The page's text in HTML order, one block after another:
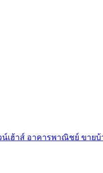
เฮ้าส์ อาคารพาณิชย์ ขาย